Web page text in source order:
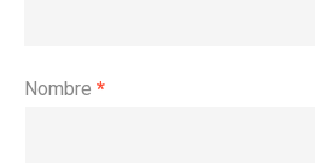
Nombre *